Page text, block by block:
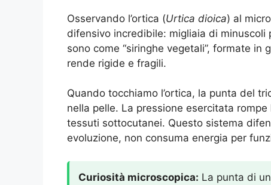
Osservando l’ortica (Urtica dioica) al
difensivo incredibile: migliaia di minuscoli
sono come “siringhe vegetali”, formate
rende rigide e fragili.
Quando tocchiamo l’ortica, la punta del
nella pelle. La pressione esercitata
tessuti sottocutanei. Questo sistema
evoluzione, non consuma energia per
Curiosità microscopica: La punta di